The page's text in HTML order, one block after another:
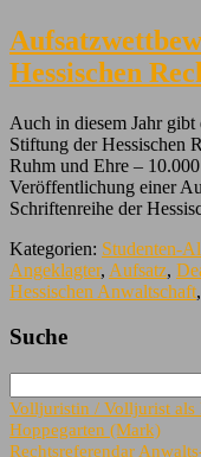
Hessischen
Auch in diesem Jahr
Stiftung der Hessischen
Ruhm und Ehre –
Veröffentlichung einer
Schriftenreihe der
Kategorien: Studenten-
Angeklagter, Aufsatz,
Hessischen Anwaltschaft,
Suche
Volljuristin / Volljurist als
Hoppegarten (Mark)
Rechtsreferendar